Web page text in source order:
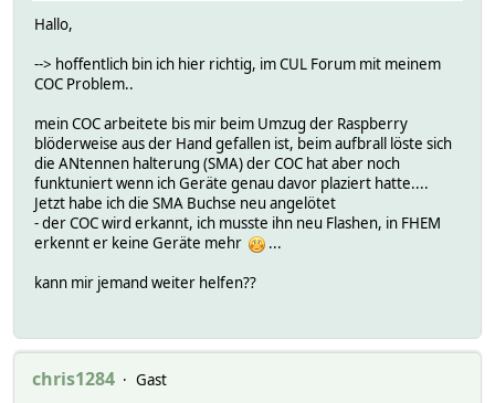
Hallo,
--> hoffentlich bin ich hier richtig, im CUL Forum mit meinem
COC Problem..
mein COC arbeitete bis mir beim Umzug der Raspberry
blöderweise aus der Hand gefallen ist, beim aufbrall löste sich
die ANtennen halterung (SMA) der COC hat aber noch
funktuniert wenn ich Geräte genau davor plaziert hatte....
Jetzt habe ich die SMA Buchse neu angelötet
- der COC wird erkannt, ich musste ihn neu Flashen, in FHEM
erkennt er keine Geräte mehr
...
kann mir jemand weiter helfen??
chris1284
Gast